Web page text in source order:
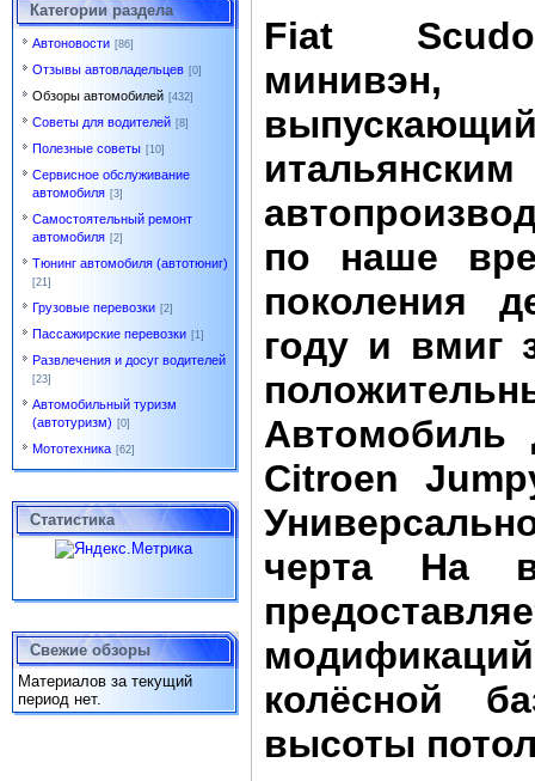
Категории раздела
Автоновости [86]
Отзывы автовладельцев [0]
Обзоры автомобилей [432]
Советы для водителей [8]
Полезные советы [10]
Сервисное обслуживание
автомобиля [3]
Самостоятельный ремонт
автомобиля [2]
Тюнинг автомобиля (автотюниг)
[21]
Грузовые перевозки [2]
Пассажирские перевозки [1]
Развлечения и досуг водителей
[23]
Автомобильный туризм
(автотуризм) [0]
Мототехника [62]
Статистика
Свежие обзоры
Материалов за текущий
период нет.
Fiat
минивэн,
итальянским
по наше
поколения
году и вмиг
Автомобиль
Citroen
черта На
колёсной
высоты